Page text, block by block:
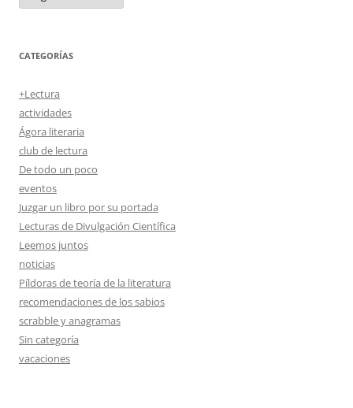
CATEGORÍAS
+Lectura
actividades
Ágora literaria
club de lectura
De todo un poco
eventos
Juzgar un libro por su portada
Lecturas de Divulgación Científica
Leemos juntos
noticias
Píldoras de teoría de la literatura
recomendaciones de los sabios
scrabble y anagramas
Sin categoría
vacaciones